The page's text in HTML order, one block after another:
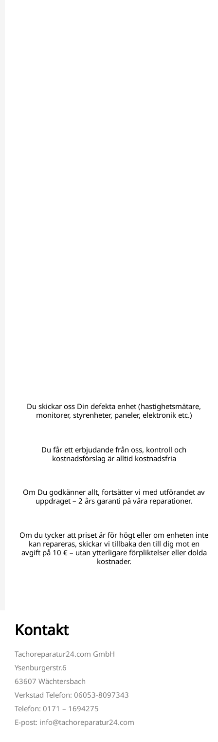
Du skickar oss Din defekta enhet (hastighetsmätare,
monitorer, styrenheter, paneler, elektronik etc.)
Du får ett erbjudande från oss, kontroll och
kostnadsförslag är alltid kostnadsfria
Om Du godkänner allt, fortsätter vi med utförandet av
uppdraget – 2 års garanti på våra reparationer.
Om du tycker att priset är för högt eller om enheten inte
kan repareras, skickar vi tillbaka den till dig mot en
avgift på 10 € – utan ytterligare förpliktelser eller dolda
kostnader.
Kontakt
Tachoreparatur24.com GmbH
Ysenburgerstr.6
63607 Wächtersbach
Verkstad Telefon: 06053-8097343
Telefon: 0171 – 1694275
E-post: info@tachoreparatur24.com